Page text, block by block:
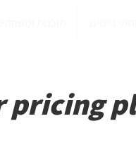
pricing